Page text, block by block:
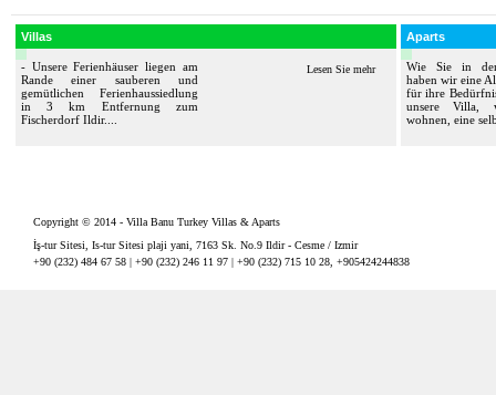
Villas
- Unsere Ferienhäuser liegen am
Rande einer sauberen und
gemütlichen Ferienhaussiedlung
in 3 km Entfernung zum
Fischerdorf Ildir....
Lesen Sie mehr
Aparts
Wie Sie in
haben wir eine
für ihre
unsere Villa,
wohnen, eine
Copyright © 2014 - Villa Banu Turkey Villas & Aparts
İş-tur Sitesi, Is-tur Sitesi plaji yani, 7163 Sk. No.9 Ildir - Cesme / Izmir
+90 (232) 484 67 58 | +90 (232) 246 11 97 | +90 (232) 715 10 28, +905424244838